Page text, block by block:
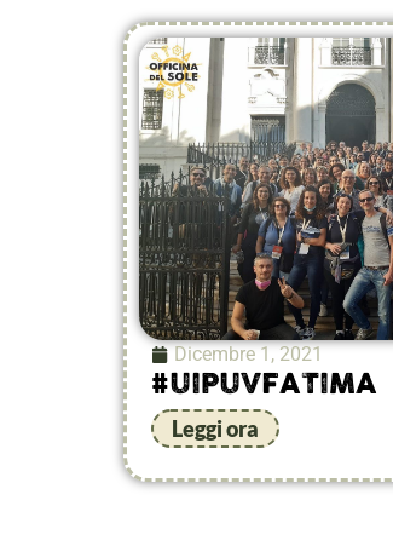
Dicembre 1, 2021
#UIPUVFATIMA
Leggi ora